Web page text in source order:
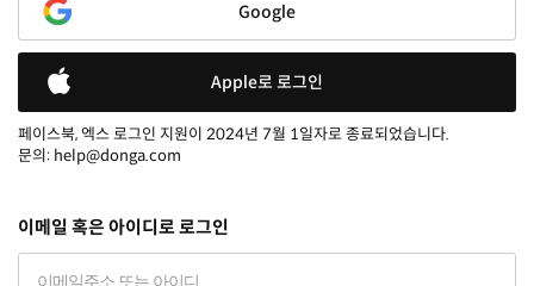
Google
Apple로 로그인
페이스북, 엑스 로그인 지원이 2024년 7월 1일자로 종료되었습니다.
문의: help@donga.com
이메일 혹은 아이디로 로그인